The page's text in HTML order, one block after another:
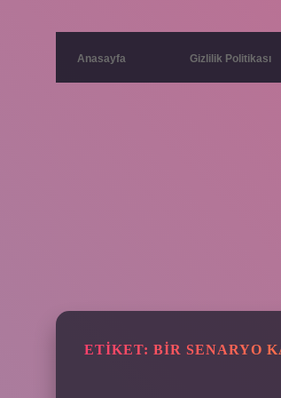
Anasayfa Gizlilik Politikası
ETIKET: BIR SENARYO